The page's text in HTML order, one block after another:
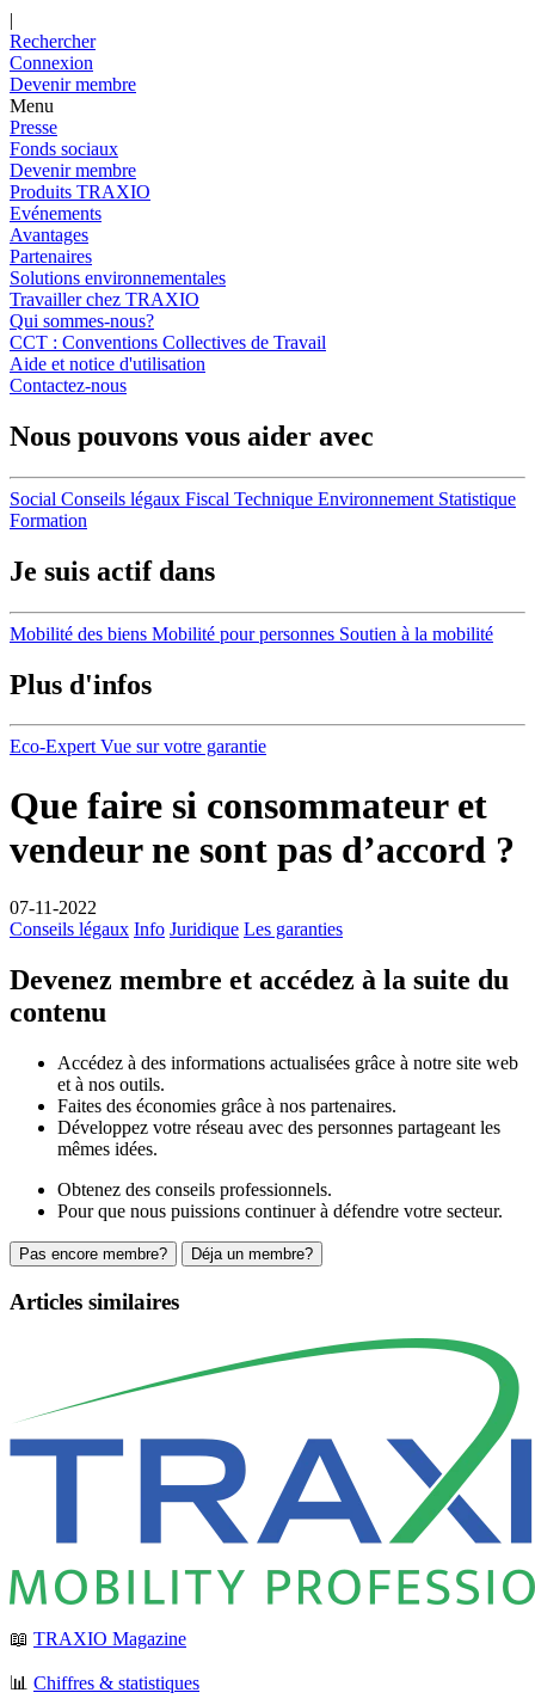
|
Rechercher
Connexion
Devenir membre
Menu
Presse
Fonds sociaux
Devenir membre
Produits TRAXIO
Evénements
Avantages
Partenaires
Solutions environnementales
Travailler chez TRAXIO
Qui sommes-nous?
CCT : Conventions Collectives de Travail
Aide et notice d'utilisation
Contactez-nous
Nous pouvons vous aider avec
Social Conseils légaux Fiscal Technique Environnement Statistique
Formation
Je suis actif dans
Mobilité des biens Mobilité pour personnes Soutien à la mobilité
Plus d'infos
Eco-Expert Vue sur votre garantie
Que faire si consommateur et
vendeur ne sont pas d’accord ?
07-11-2022
Conseils légaux Info Juridique Les garanties
Devenez membre et accédez à la suite du
contenu
Accédez à des informations actualisées grâce à notre site web
et à nos outils.
Faites des économies grâce à nos partenaires.
Développez votre réseau avec des personnes partageant les
mêmes idées.
Obtenez des conseils professionnels.
Pour que nous puissions continuer à défendre votre secteur.
Pas encore membre? Déja un membre?
Articles similaires
📖 TRAXIO Magazine
📊 Chiffres & statistiques